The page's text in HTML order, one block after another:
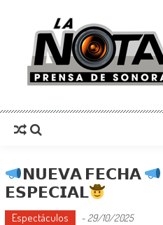
La Nota Prensa De
𝗡𝗨𝗘𝗩𝗔 𝗙𝗘𝗖𝗛𝗔
𝗘𝗦𝗣𝗘𝗖𝗜𝗔𝗟
Espectáculos - 29/10/2025